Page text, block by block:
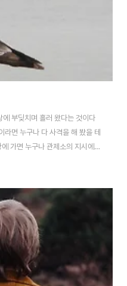
부딪치며 흘러 왔다는 것이다
면 누구나 다 사격을 해 봤을 테
가면 누구나 관제소의 지시에
응시한다. 그곳에 표적이 있기
을 내리고, 사수(射手)들은 어느
수로부터 사격!" 만약 준비 되어
. 준비되지 않은 사수는 사고를
을 맞출 수가 없기 때문이다. 준